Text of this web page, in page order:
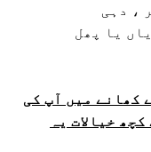
، دہی
یا پھل
کھانے میں آپ کی
خیالات یہ